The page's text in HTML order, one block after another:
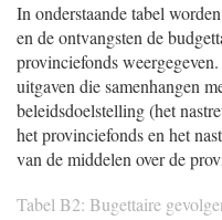
In onderstaande tabel
en de ontvangsten de
provinciefonds
uitgaven die samenhangen
beleidsdoelstelling (het
het provinciefonds en het
van de middelen over de
Tabel B2: Bugettaire